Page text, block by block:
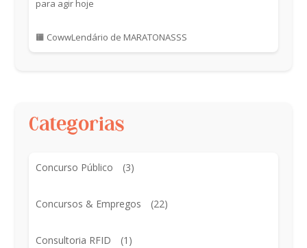
para agir hoje
🟧 CowwLendário de MARATONASSS
Categorias
Concurso Público (3)
Concursos & Empregos (22)
Consultoria RFID (1)